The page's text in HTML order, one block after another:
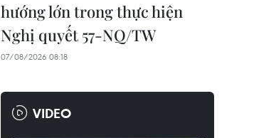
hướng lớn trong thực hiện
Nghị quyết 57-NQ/TW
07/08/2026 08:18
VIDEO